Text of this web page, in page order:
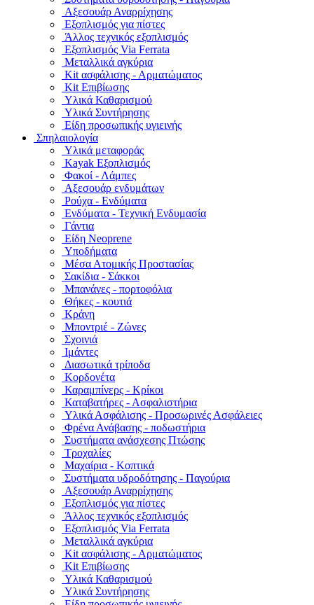
Αξεσουάρ Αναρρίχησης
Εξοπλισμός για πίστες
Άλλος τεχνικός εξοπλισμός
Εξοπλισμός Via Ferrata
Μεταλλικά αγκύρια
Kit ασφάλισης - Αρματώματος
Kit Επιβίωσης
Υλικά Καθαρισμού
Υλικά Συντήρησης
Είδη προσωπικής υγιεινής
Σπηλαιολογία
Υλικά μεταφοράς
Kayak Εξοπλισμός
Φακοί - Λάμπες
Αξεσουάρ ενδυμάτων
Ρούχα - Ενδύματα
Ενδύματα - Τεχνική Ενδυμασία
Γάντια
Είδη Neoprene
Υποδήματα
Μέσα Ατομικής Προστασίας
Σακίδια - Σάκκοι
Μπανάνες - πορτοφόλια
Θήκες - κουτιά
Κράνη
Μποντριέ - Ζώνες
Σχοινιά
Ιμάντες
Διασωτικά τρίποδα
Κορδονέτα
Καραμπίνερς - Κρίκοι
Καταβατήρες - Ασφαλιστήρια
Υλικά Ασφάλισης - Προσωρινές Ασφάλειες
Φρένα Ανάβασης - ποδωστήρια
Συστήματα ανάσχεσης Πτώσης
Τροχαλίες
Μαχαίρια - Κοπτικά
Συστήματα υδροδότησης - Παγούρια
Αξεσουάρ Αναρρίχησης
Εξοπλισμός για πίστες
Άλλος τεχνικός εξοπλισμός
Εξοπλισμός Via Ferrata
Μεταλλικά αγκύρια
Kit ασφάλισης - Αρματώματος
Kit Επιβίωσης
Υλικά Καθαρισμού
Υλικά Συντήρησης